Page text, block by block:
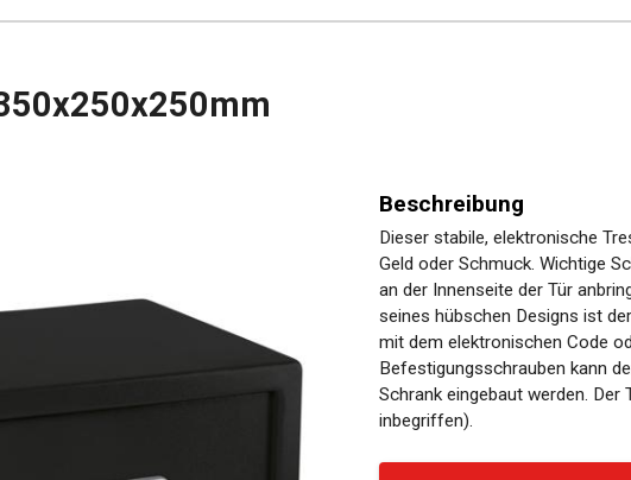
Beschreibung
Dieser stabile, elektronische
Geld oder Schmuck. Wichtige
an der Innenseite der Tür
seines hübschen Designs ist
mit dem elektronischen Code
Befestigungsschrauben kann
Schrank eingebaut werden.
inbegriffen).